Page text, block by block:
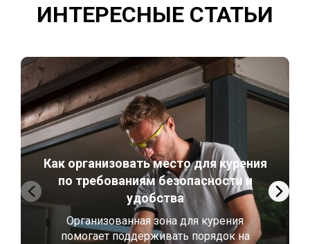
ИНТЕРЕСНЫЕ СТАТЬИ
Как организовать место для курения
по требованиям безопасности и
удобства
Организованная зона для курения
помогает поддерживать порядок на